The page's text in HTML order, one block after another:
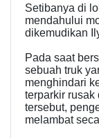
Setibanya di
mendahului
dikemudikan
Pada saat
sebuah truk
menghindari
terparkir
tersebut,
melambat